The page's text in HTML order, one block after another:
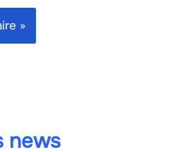
news